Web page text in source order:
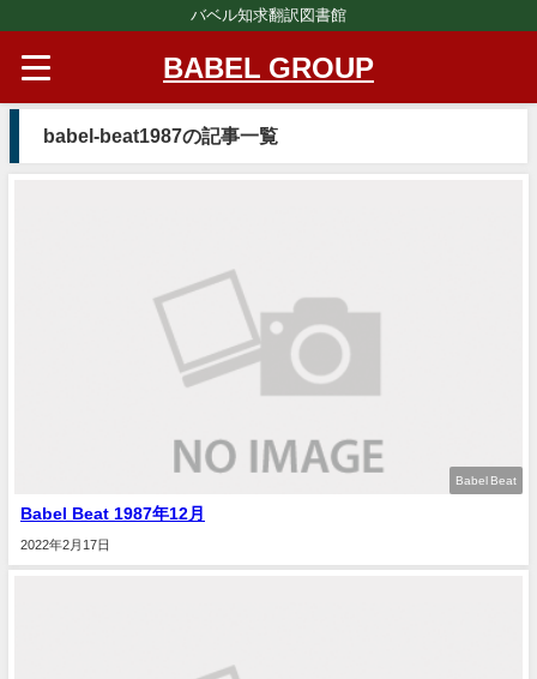
バベル知求翻訳図書館
BABEL GROUP
babel-beat1987の記事一覧
Babel Beat
Babel Beat 1987年12月
2022年2月17日